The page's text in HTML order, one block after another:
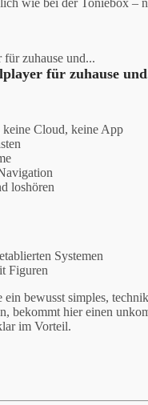
wie bei der Toniebox –
für zuhause
Cloud, keine App
loshören
Systemen
Figuren
bewusst simples,
bekommt hier einen
im Vorteil.